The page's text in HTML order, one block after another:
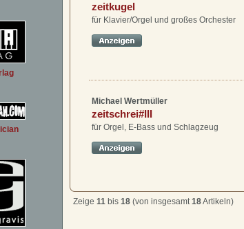
zeitkugel
für Klavier/Orgel und großes Orchester
Michael Wertmüller
zeitschrei#III
für Orgel, E-Bass und Schlagzeug
Zeige 11 bis 18 (von insgesamt18Artikeln)